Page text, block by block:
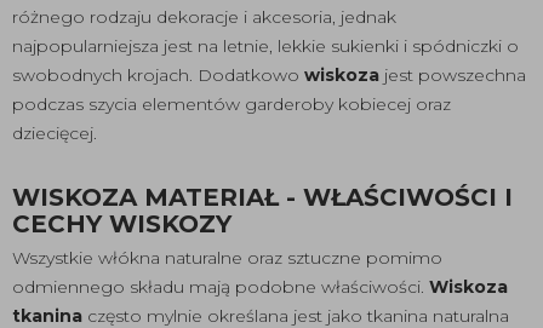
różnego rodzaju dekoracje i akcesoria, jednak
najpopularniejsza jest na letnie, lekkie sukienki i spódniczki o
swobodnych krojach. Dodatkowo wiskoza jest powszechna
podczas szycia elementów garderoby kobiecej oraz
dziecięcej.
WISKOZA MATERIAŁ - WŁAŚCIWOŚCI I
CECHY WISKOZY
Wszystkie włókna naturalne oraz sztuczne pomimo
odmiennego składu mają podobne właściwości. Wiskoza
tkanina często mylnie określana jest jako tkanina naturalna